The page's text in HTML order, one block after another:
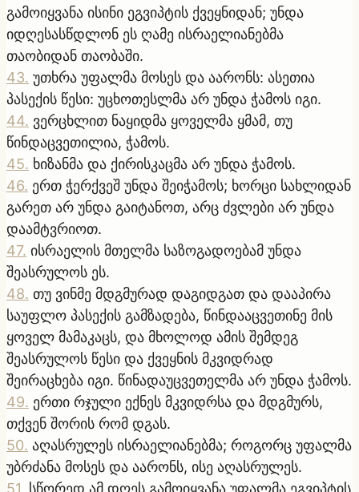
გამოიყვანა ისინი ეგვიპტის ქვეყნიდან; უნდა
იდღესასწდლონ ეს ღამე ისრაელიანებმა
თაობიდან თაობაში.
43. უთხრა უფალმა მოსეს და აარონს: ასეთია
პასექის წესი: უცხოთესლმა არ უნდა ჭამოს იგი.
44. ვერცხლით ნაყიდმა ყოველმა ყმამ, თუ
წინდაცვეთილია, ჭამოს.
45. ხიზანმა და ქირისკაცმა არ უნდა ჭამოს.
46. ერთ ჭერქვეშ უნდა შეიჭამოს; ხორცი სახლიდან
გარეთ არ უნდა გაიტანოთ, არც ძვლები არ უნდა
დაამტვრიოთ.
47. ისრაელის მთელმა საზოგადოებამ უნდა
შეასრულოს ეს.
48. თუ ვინმე მდგმურად დაგიდგათ და დააპირა
საუფლო პასექის გამზადება, წინდააცვეთინე მის
ყოველ მამაკაცს, და მხოლოდ ამის შემდეგ
შეასრულოს წესი და ქვეყნის მკვიდრად
შეირაცხება იგი. წინადაუცვეთელმა არ უნდა ჭამოს.
49. ერთი რჯული ექნეს მკვიდრსა და მდგმურს,
თქვენ შორის რომ დგას.
50. აღასრულეს ისრაელიანებმა; როგორც უფალმა
უბრძანა მოსეს და აარონს, ისე აღასრულეს.
51 სწორედ ამ დღეს გამოიყვანა უფალმა ეგვიპტის